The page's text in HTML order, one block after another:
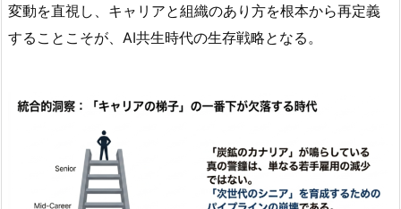
変動を直視し、キャリアと組織のあり方を根本から再定義
することこそが、AI共生時代の生存戦略となる。